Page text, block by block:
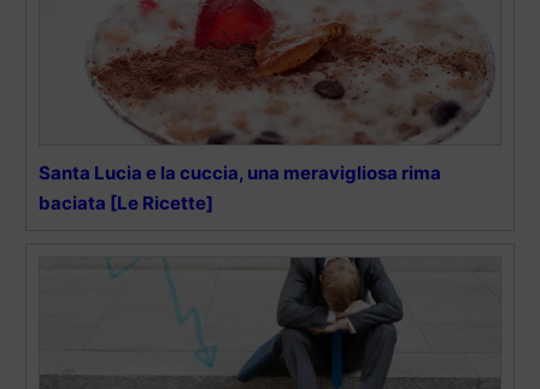
Santa Lucia e la cuccia, una meravigliosa rima
baciata [Le Ricette]